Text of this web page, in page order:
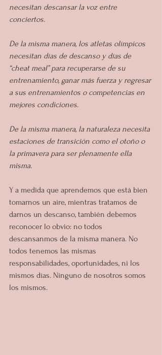
necesitan descansar la voz entre
conciertos.
De la misma manera, los atletas olímpicos
necesitan días de descanso y días de
“cheat meal” para recuperarse de su
entrenamiento, ganar más fuerza y regresar
a sus entrenamientos o competencias en
mejores condiciones.
De la misma manera, la naturaleza necesita
estaciones de transición como el otoño o
la primavera para ser plenamente ella
misma.
Y a medida que aprendemos que está bien
tomarnos un aire, mientras tratamos de
darnos un descanso, también debemos
reconocer lo obvio: no todos
descansanmos de la misma manera. No
todos tenemos las mismas
responsabilidades, oportunidades, ni los
mismos días. Ninguno de nosotros somos
los mismos.